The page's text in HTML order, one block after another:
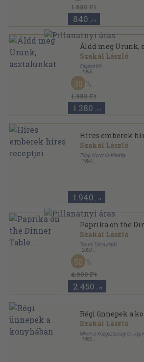
1.680 Ft
840 ,-Ft
Áldd meg Urunk,
Szakál László
Célprint Kft.
1998
Fűzött kemény papírkötés
1.980 Ft
30
1.380 ,-Ft
Híres emberek
Szakál László
Zrínyi Nyomda Kiadója
1990
1.940 ,-Ft
Paprika on the
Szakál László
Tax és Társa kiadó
2000
Fűzött kemény papírkötés
4.900 Ft
50
2.450 ,-Ft
Régi ünnepek a
Szakál László
Minerva-Közgazdasági és Jogi
1985